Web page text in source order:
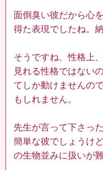
面倒臭い彼だから心
得た表現でしたね。納
そうですね、性格上
見れる性格ではない
てしか動けませんの
もしれません。
先生が言って下さっ
簡単な彼でしょうけ
の生物並みに扱いが